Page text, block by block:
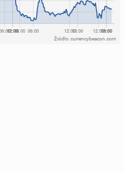
Źródło: currencybeacon.com